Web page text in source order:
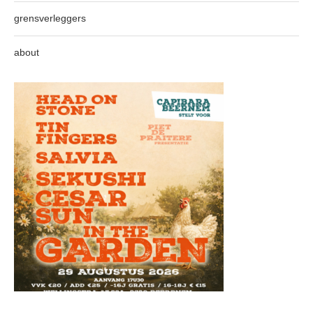
grensverleggers
about